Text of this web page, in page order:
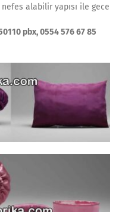
alabilir yapısı ile gece
pbx, 0554 576 67 85